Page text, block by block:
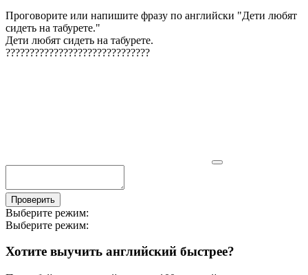
Проговорите или напишите фразу по английски "Дети любят
сидеть на табурете."
Дети любят сидеть на табурете.
??????????????????????????????
Проверить
Выберите режим:
Выберите режим:
Хотите выучить английский быстрее?